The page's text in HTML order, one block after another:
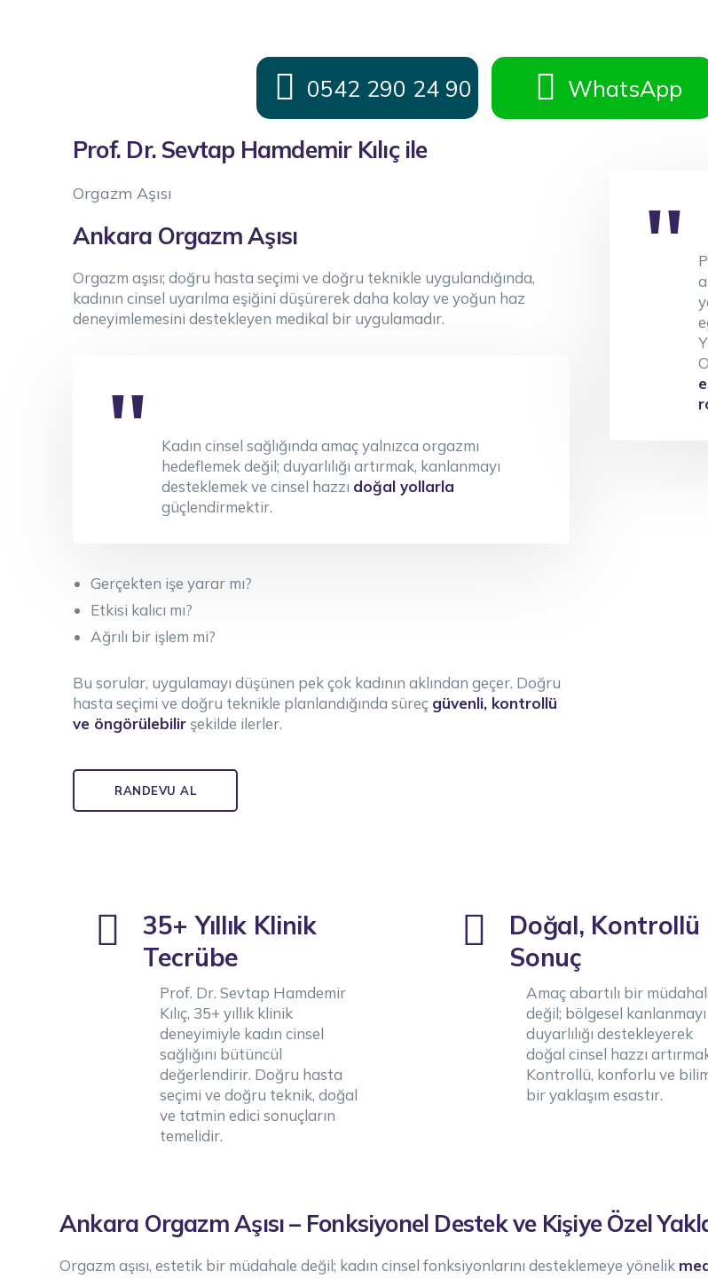
0542 290 24 90 WhatsApp
Prof. Dr. Sevtap Hamdemir Kılıç ile
Orgazm Aşısı
Ankara Orgazm Aşısı
Orgazm aşısı; doğru hasta seçimi ve doğru teknikle uygulandığında,
kadının cinsel uyarılma eşiğini düşürerek daha kolay ve yoğun haz
deneyimlemesini destekleyen medikal bir uygulamadır.
Kadın cinsel sağlığında amaç yalnızca orgazmı
hedeflemek değil; duyarlılığı artırmak, kanlanmayı
desteklemek ve cinsel hazzı doğal yollarla
güçlendirmektir.
Gerçekten işe yarar mı?
Etkisi kalıcı mı?
Ağrılı bir işlem mi?
Bu sorular, uygulamayı düşünen pek çok kadının aklından geçer. Doğru
hasta seçimi ve doğru teknikle planlandığında süreç güvenli, kontrollü
ve öngörülebilir şekilde ilerler.
RANDEVU AL
35+ Yıllık Klinik
Tecrübe
Prof. Dr. Sevtap Hamdemir
Kılıç, 35+ yıllık klinik
deneyimiyle kadın cinsel
sağlığını bütüncül
değerlendirir. Doğru hasta
seçimi ve doğru teknik, doğal
ve tatmin edici sonuçların
temelidir.
Doğal, Kontrollü
Sonuç
Amaç abartılı bir
değil; bölgesel
duyarlılığı destekleyerek
doğal cinsel hazzı
Kontrollü, konforlu ve
bir yaklaşım esastır.
Ankara Orgazm Aşısı – Fonksiyonel Destek ve Kişiye Özel
Orgazm aşısı, estetik bir müdahale değil; kadın cinsel fonksiyonlarını desteklemeye yönelik